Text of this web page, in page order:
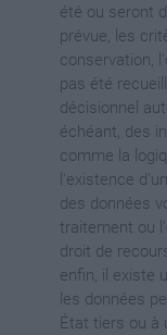
été ou seront
prévue, les
conservation,
pas été
décisionnel
échéant, des
comme la
l'existence
des données
traitement ou
droit de
enfin, il existe
les données
État tiers ou à